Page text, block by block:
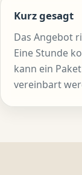
Kurz gesagt
Das Angebot
Eine Stunde
kann ein
vereinbart